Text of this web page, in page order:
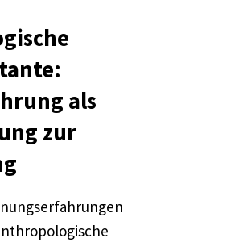
als
zur